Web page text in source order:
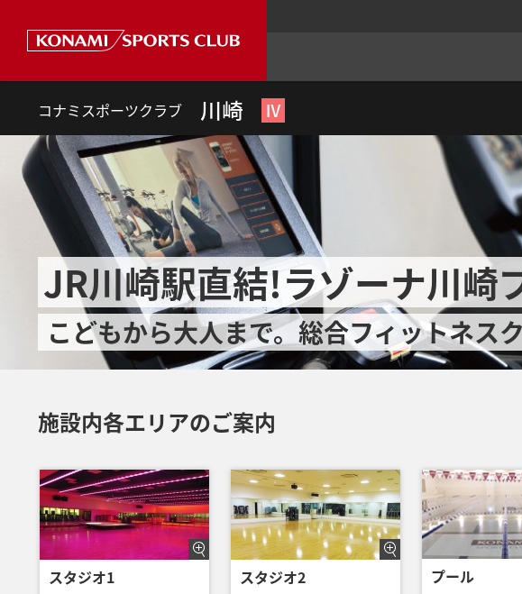
コナミスポーツクラブ 川崎 Ⅳ
JR川崎駅直結!ラゾーナ川崎
こどもから大人まで。総合フィットネス
施設内各エリアのご案内
スタジオ1 スタジオ2 プール